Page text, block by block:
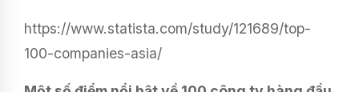
https://www.statista.com/study/121689/top-
100-companies-asia/